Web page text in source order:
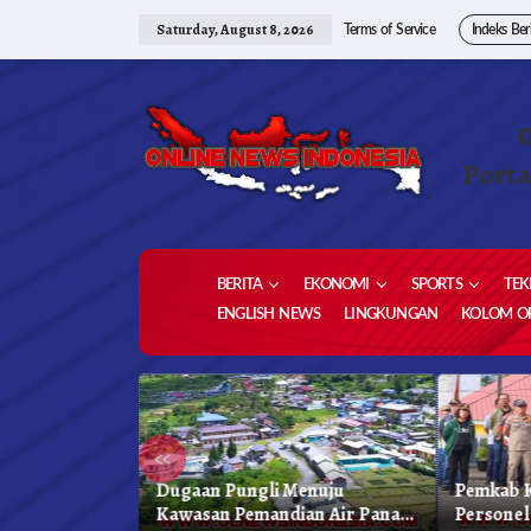
Saturday, August 8, 2026 Terms of Service Indeks
BERITA EKONOMI SPORTS
ENGLISH NEWS
LINGKUNGAN KOLOM
«
Dugaan Pungli Menuju
Kawasan Pemandian Air Panas
Pemkab